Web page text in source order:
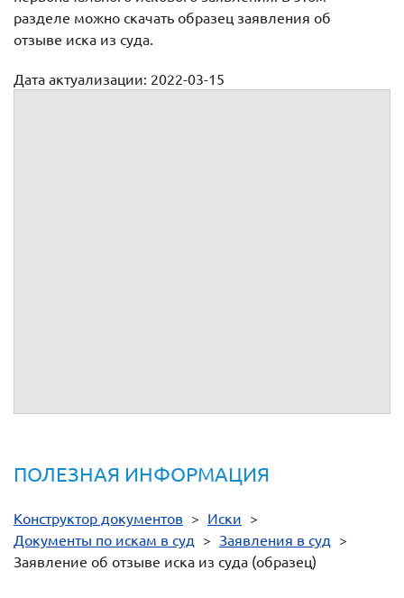
разделе можно скачать образец заявления об
отзыве иска из суда.
Дата актуализации: 2022-03-15
ПОЛЕЗНАЯ ИНФОРМАЦИЯ
Конструктор документов > Иски >
Документы по искам в суд > Заявления в суд >
Заявление об отзыве иска из суда (образец)